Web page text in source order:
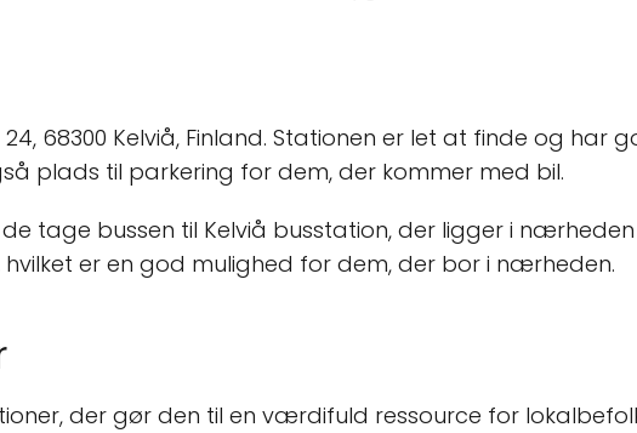
68300 Kelviå, Finland. Stationen er let at finde og har
plads til parkering for dem, der kommer med bil.
tage bussen til Kelviå busstation, der ligger i
er en god mulighed for dem, der bor i nærheden.
der gør den til en værdifuld ressource for